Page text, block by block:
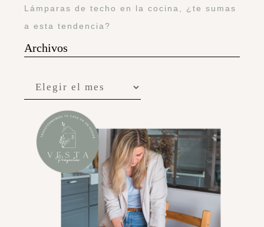
Lámparas de techo en la cocina, ¿te sumas
a esta tendencia?
Archivos